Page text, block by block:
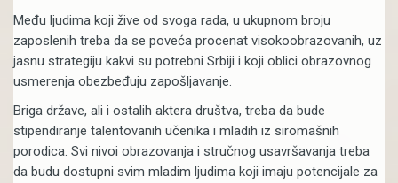
Među ljudima koji žive od svoga rada, u ukupnom broju
zaposlenih treba da se poveća procenat visokoobrazovanih, uz
jasnu strategiju kakvi su potrebni Srbiji i koji oblici obrazovnog
usmerenja obezbeđuju zapošljavanje.
Briga države, ali i ostalih aktera društva, treba da bude
stipendiranje talentovanih učenika i mladih iz siromašnih
porodica. Svi nivoi obrazovanja i stručnog usavršavanja treba
da budu dostupni svim mladim ljudima koji imaju potencijale za